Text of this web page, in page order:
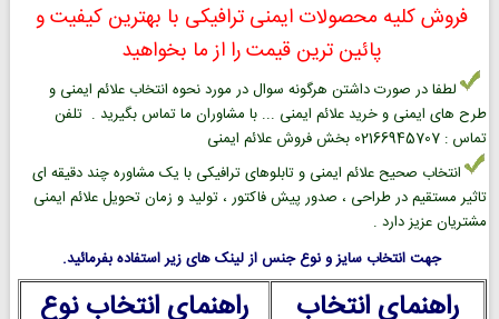
فروش کلیه محصولات ایمنی ترافیکی با بهترین کیفیت و
پائین ترین قیمت را از ما بخواهید
لطفا در صورت داشتن هرگونه سوال در مورد نحوه انتخاب علائم ایمنی و
طرح های ایمنی و خرید علائم ایمنی ... با مشاوران ما تماس بگیرید . تلفن
تماس : 02166945707 بخش فروش علائم ایمنی
انتخاب صحیح علائم ایمنی و تابلوهای ترافیکی با یک مشاوره چند دقیقه ای
تاثیر مستقیم در طراحی ، صدور پیش فاکتور ، تولید و زمان تحویل علائم ایمنی
مشتریان عزیز دارد .
جهت انتخاب سایز و نوع جنس از لینک های زیر استفاده بفرمائید.
راهنمای انتخاب راهنمای انتخاب نوع